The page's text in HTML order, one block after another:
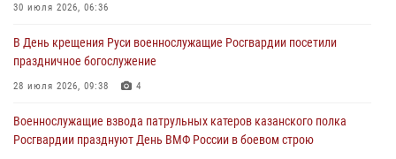
30 июля 2026, 06:36
В День крещения Руси военнослужащие Росгвардии посетили
праздничное богослужение
28 июля 2026, 09:38 4
Военнослужащие взвода патрульных катеров казанского полка
Росгвардии празднуют День ВМФ России в боевом строю